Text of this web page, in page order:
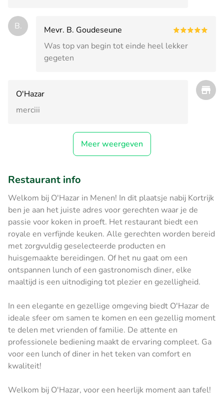
B.
Mevr. B. Goudeseune
Was top van begin tot einde heel lekker
gegeten
O'Hazar
merciii
Meer weergeven
Restaurant info
Welkom bij O'Hazar in Menen! In dit plaatsje nabij Kortrijk
ben je aan het juiste adres voor gerechten waar je de
passie voor koken in proeft. Het restaurant biedt een
royale en verfijnde keuken. Alle gerechten worden bereid
met zorgvuldig geselecteerde producten en
huisgemaakte bereidingen. Of het nu gaat om een
ontspannen lunch of een gastronomisch diner, elke
maaltijd is een uitnodiging tot plezier en gezelligheid.
In een elegante en gezellige omgeving biedt O'Hazar de
ideale sfeer om samen te komen en een gezellig moment
te delen met vrienden of familie. De attente en
professionele bediening maakt de ervaring compleet. Ga
voor een lunch of diner in het teken van comfort en
kwaliteit!
Welkom bij O'Hazar, voor een heerlijk moment aan tafel!